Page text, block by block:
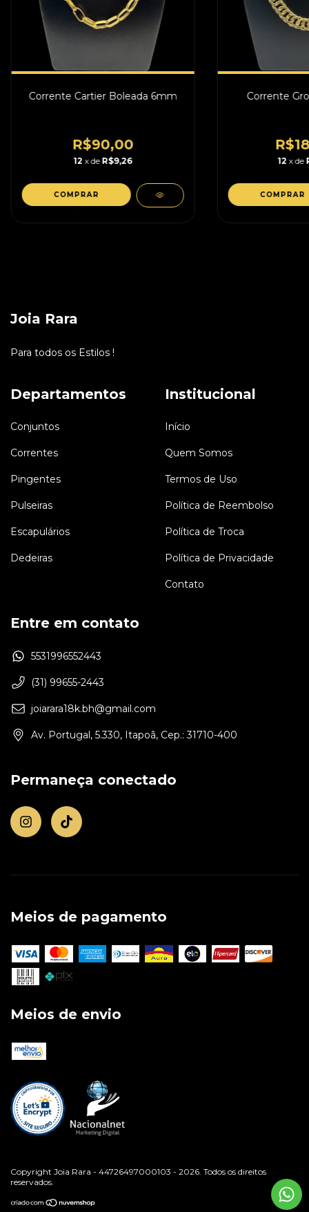
Corrente Cartier Boleada 6mm
R$90,00
12 x de R$9,26
COMPRAR
Corrente
12 x de
COMPRAR
Joia Rara
Para todos os Estilos !
Departamentos
Conjuntos
Correntes
Pingentes
Pulseiras
Escapulários
Dedeiras
Institucional
Início
Quem Somos
Termos de Uso
Política de Reembolso
Política de Troca
Política de Privacidade
Contato
Entre em contato
5531996552443
(31) 99655-2443
joiarara18k.bh@gmail.com
Av. Portugal, 5.330, Itapoã, Cep.: 31710-400
Permaneça conectado
Meios de pagamento
Meios de envio
Copyright Joia Rara - 44726497000103 - 2026. Todos os direitos
reservados.